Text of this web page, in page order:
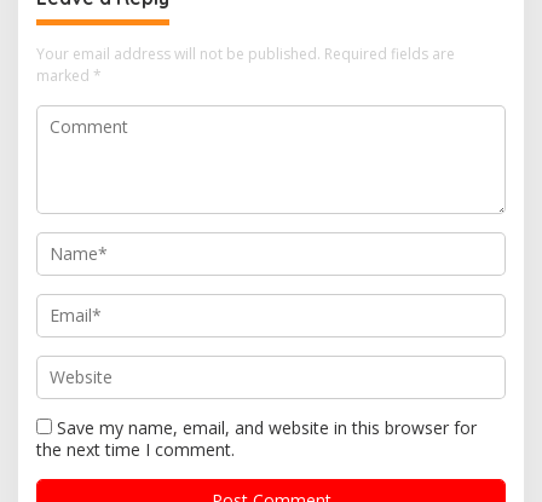
Your email address will not be published. Required fields are
marked *
Save my name, email, and website in this browser for
the next time I comment.